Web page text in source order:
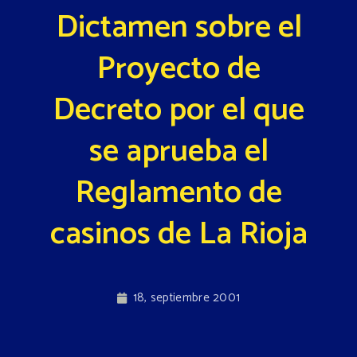
Dictamen sobre el
Proyecto de
Decreto por el que
se aprueba el
Reglamento de
casinos de La Rioja
18, septiembre 2001